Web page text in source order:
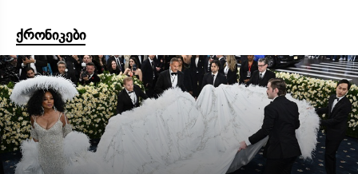
ქრონიკები